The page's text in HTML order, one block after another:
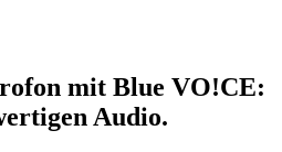
mit Blue VO!CE:
Audio.